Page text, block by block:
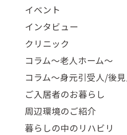
イベント
インタビュー
クリニック
コラム～老人ホーム～
コラム～身元引受人/後
ご入居者のお暮らし
周辺環境のご紹介
暮らしの中のリハビリ